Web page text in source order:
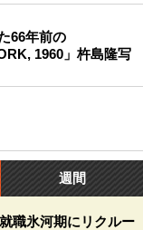
66年前の
1960」杵島隆写
週間
職氷河期にリクルー